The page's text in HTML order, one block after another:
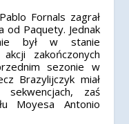
Fornals zagrał
od Paquety. Jednak
był w stanie
zakończonych
sezonie w
Brazylijczyk miał
zaś
Moyesa Antonio